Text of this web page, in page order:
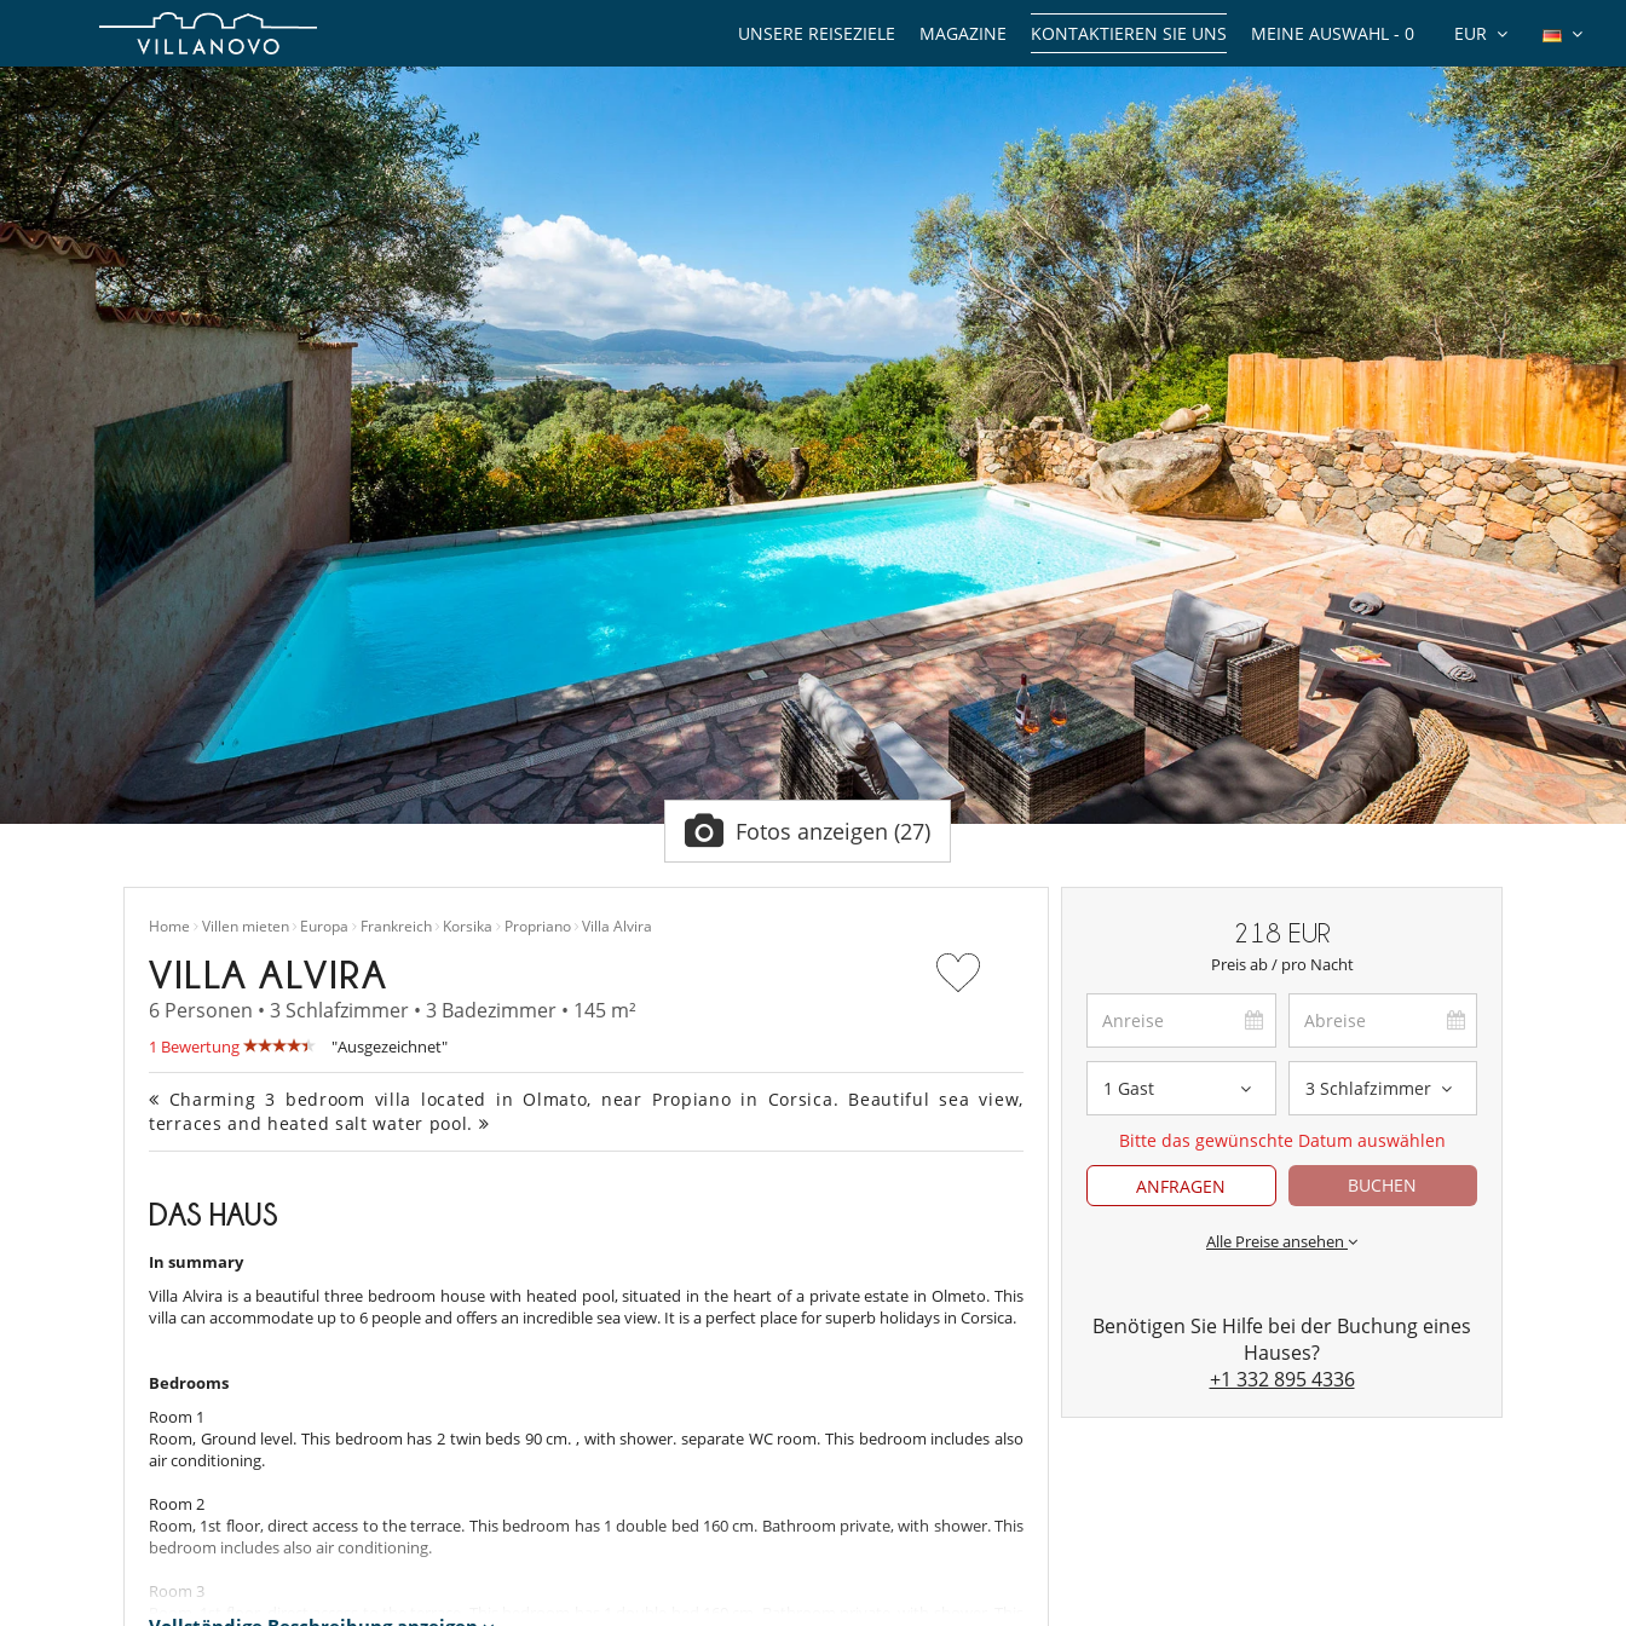
EUR
MEINE AUSWAHL - 0
KONTAKTIEREN SIE UNS
MAGAZINE
UNSERE REISEZIELE
Fotos anzeigen (27)
Home Villen mieten Europa Frankreich Korsika Propriano Villa Alvira
VILLA ALVIRA
6 Personen • 3 Schlafzimmer • 3 Badezimmer • 145 m²
1 Bewertung "Ausgezeichnet"
Charming 3 bedroom villa located in Olmato, near Propiano in Corsica. Beautiful sea view,
terraces and heated salt water pool.
DAS HAUS
In summary
Villa Alvira is a beautiful three bedroom house with heated pool, situated in the heart of a private estate in Olmeto. This
villa can accommodate up to 6 people and offers an incredible sea view. It is a perfect place for superb holidays in Corsica.
Bedrooms
Room 1
Room, Ground level. This bedroom has 2 twin beds 90 cm. , with shower. separate WC room. This bedroom includes also
air conditioning.
Room 2
Room, 1st floor, direct access to the terrace. This bedroom has 1 double bed 160 cm. Bathroom private, with shower. This
bedroom includes also air conditioning.
Room 3
218 EUR
Preis ab / pro Nacht
1 Gast 3 Schlafzimmer
Bitte das gewünschte Datum auswählen
ANFRAGEN
BUCHEN
Alle Preise ansehen
Benötigen Sie Hilfe bei der Buchung eines
Hauses?
+1 332 895 4336